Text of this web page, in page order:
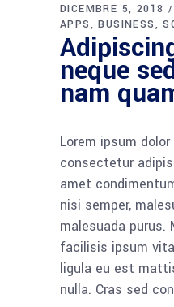
DICEMBRE 5, 2018
APPS
BUSINESS
neque
nam
Lorem ipsum
consectetur
amet
nisi semper,
malesuada purus.
facilisis ipsum
ligula eu est
nulla. Cras sed